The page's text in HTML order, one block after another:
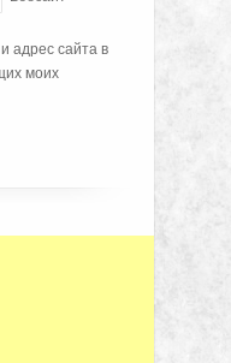
адрес сайта в
моих